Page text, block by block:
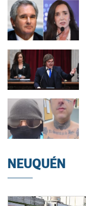
NEUQUÉN